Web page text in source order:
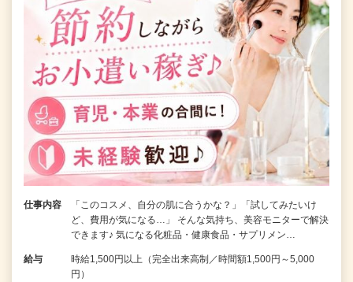
仕事内容
「このコスメ、自分の肌に合うかな？」「試してみたいけ
ど、費用が気になる…」 そんな気持ち、美容モニターで解決
できます♪ 気になる化粧品・健康食品・サプリメン…
給与
時給1,500円以上（完全出来高制／時間額1,500円～5,000
円）